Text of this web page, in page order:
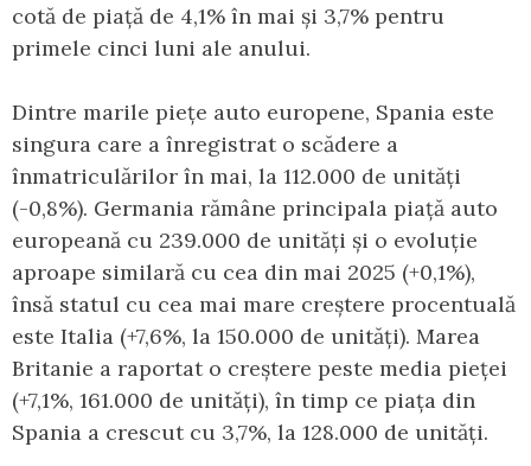
cotă de piață de 4,1% în mai și 3,7% pentru
primele cinci luni ale anului.
Dintre marile piețe auto europene, Spania este
singura care a înregistrat o scădere a
înmatriculărilor în mai, la 112.000 de unități
(-0,8%). Germania rămâne principala piață auto
europeană cu 239.000 de unități și o evoluție
aproape similară cu cea din mai 2025 (+0,1%),
însă statul cu cea mai mare creștere procentuală
este Italia (+7,6%, la 150.000 de unități). Marea
Britanie a raportat o creștere peste media pieței
(+7,1%, 161.000 de unități), în timp ce piața din
Spania a crescut cu 3,7%, la 128.000 de unități.